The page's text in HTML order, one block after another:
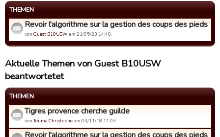
THEMEN
Revoir l'algorithme sur la gestion des coups des pieds
von Guest B10USW am 21/05/23 14:40.
Aktuelle Themen von Guest B10USW
beantwortetet
THEMEN
Tigres provence cherche guilde
vonTeuma Christopheam 03/11/18 11:03.